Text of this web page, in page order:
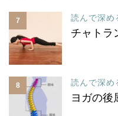
7 読んで深め
チャトラ
8 読んで深め
ヨガの後